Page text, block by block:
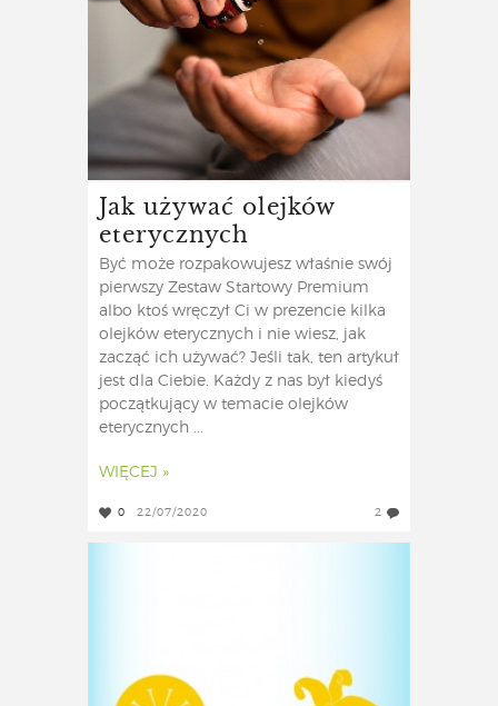
Jak używać olejków
eterycznych
Być może rozpakowujesz właśnie swój
pierwszy Zestaw Startowy Premium
albo ktoś wręczył Ci w prezencie kilka
olejków eterycznych i nie wiesz, jak
zacząć ich używać? Jeśli tak, ten artykuł
jest dla Ciebie. Każdy z nas był kiedyś
początkujący w temacie olejków
eterycznych ...
WIĘCEJ »
0 22/07/2020 2